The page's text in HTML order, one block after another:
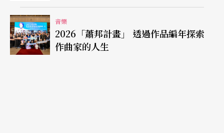
音樂
2026「蕭邦計畫」 透過作品編年探索
作曲家的人生